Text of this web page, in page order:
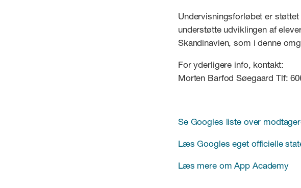
Undervisningsforløbet er
understøtte udviklingen af
Skandinavien, som i denne
For yderligere info, kontakt:
Morten Barfod Søegaard Tlf:
Se Googles liste over
Læs Googles eget officielle
Læs mere om App Academy